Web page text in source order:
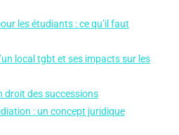
les étudiants : ce qu’il faut
local tgbt et ses impacts sur les
droit des successions
: un concept juridique